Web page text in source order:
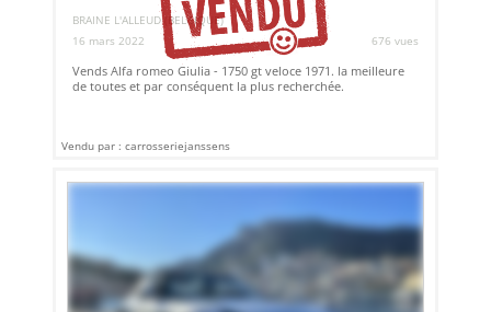
BRAINE L'ALLEUD (BELGIQUE)
16 mars 2022
676 vues
Vends Alfa romeo Giulia - 1750 gt veloce 1971. la meilleure
de toutes et par conséquent la plus recherchée.
Vendu par : carrosseriejanssens